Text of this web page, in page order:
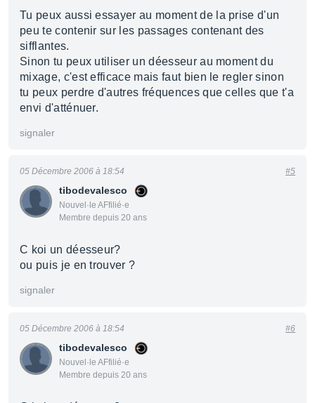
Tu peux aussi essayer au moment de la prise d'un
peu te contenir sur les passages contenant des
sifflantes.
Sinon tu peux utiliser un déesseur au moment du
mixage, c'est efficace mais faut bien le regler sinon
tu peux perdre d'autres fréquences que celles que t'a
envi d'atténuer.
signaler
tibodevalesco
Nouvel·le AFfilié·e
Membre depuis 20 ans
05 Décembre 2006 à 18:54 #5
C koi un déesseur?
ou puis je en trouver ?
signaler
tibodevalesco
Nouvel·le AFfilié·e
Membre depuis 20 ans
05 Décembre 2006 à 18:54 #6